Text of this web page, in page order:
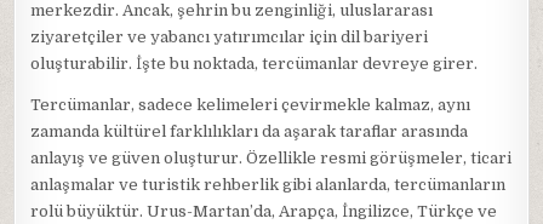
merkezdir. Ancak, şehrin bu zenginliği, uluslararası
ziyaretçiler ve yabancı yatırımcılar için dil bariyeri
oluşturabilir. İşte bu noktada, tercümanlar devreye girer.
Tercümanlar, sadece kelimeleri çevirmekle kalmaz, aynı
zamanda kültürel farklılıkları da aşarak taraflar arasında
anlayış ve güven oluşturur. Özellikle resmi görüşmeler, ticari
anlaşmalar ve turistik rehberlik gibi alanlarda, tercümanların
rolü büyüktür. Urus-Martan’da, Arapça, İngilizce, Türkçe ve